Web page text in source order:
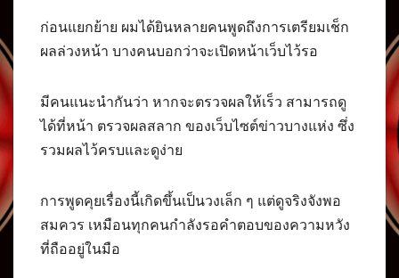
ก่อนแยกย้าย ผมได้ยินหลายคนพูดถึงการเตรียมเช็ก
ผลล่วงหน้า บางคนบอกว่าจะเปิดหน้าเว็บไว้รอ
มีคนแนะนำกันว่า หากจะตรวจผลให้เร็ว สามารถดู
ได้ที่หน้า ตรวจผลสลาก ของเว็บไซต์ข่าวบางแห่ง ซึ่ง
รวมผลไว้ครบและดูง่าย
การพูดคุยเรื่องนี้เกิดขึ้นเป็นวงเล็ก ๆ แต่ดูจริงจังพอ
สมควร เหมือนทุกคนกำลังรอคำตอบของความหวัง
ที่ถืออยู่ในมือ